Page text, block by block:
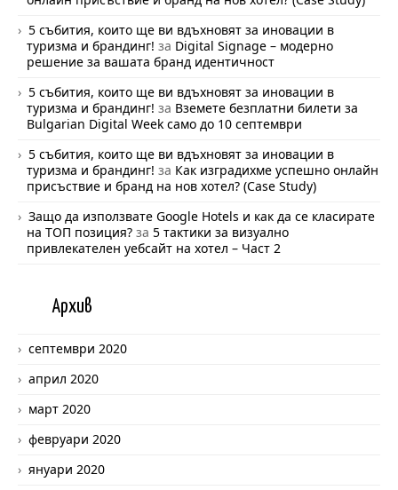
5 събития, които ще ви вдъхновят за иновации в
туризма и брандинг! за Digital Signage – модерно
решение за вашата бранд идентичност
5 събития, които ще ви вдъхновят за иновации в
туризма и брандинг! за Вземете безплатни билети за
Bulgarian Digital Week само до 10 септември
5 събития, които ще ви вдъхновят за иновации в
туризма и брандинг! за Как изградихме успешно онлайн
присъствие и бранд на нов хотел? (Case Study)
Защо да използвате Google Hotels и как да се класирате
на ТОП позиция? за 5 тактики за визуално
привлекателен уебсайт на хотел – Част 2
Архив
септември 2020
април 2020
март 2020
февруари 2020
януари 2020